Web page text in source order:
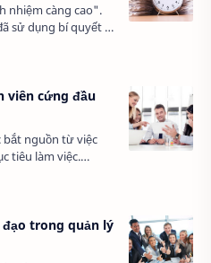
nhiệm càng cao".
sử dụng bí quyết gì
Khi bạn giữ trọng
đả…
viên cứng đầu
bắt nguồn từ việc
tiêu làm việc.
sự sẽ chịu
trình và hỗ trợ…
trong quản lý